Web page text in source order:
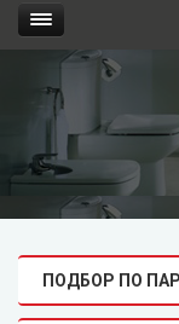
ПОДБОР ПО